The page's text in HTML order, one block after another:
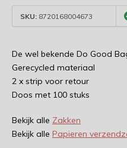
SKU: 8720168004673
De wel bekende Do Good
Gerecycled materiaal
2 x strip voor retour
Doos met 100 stuks
Bekijk alle Zakken
Bekijk alle Papieren